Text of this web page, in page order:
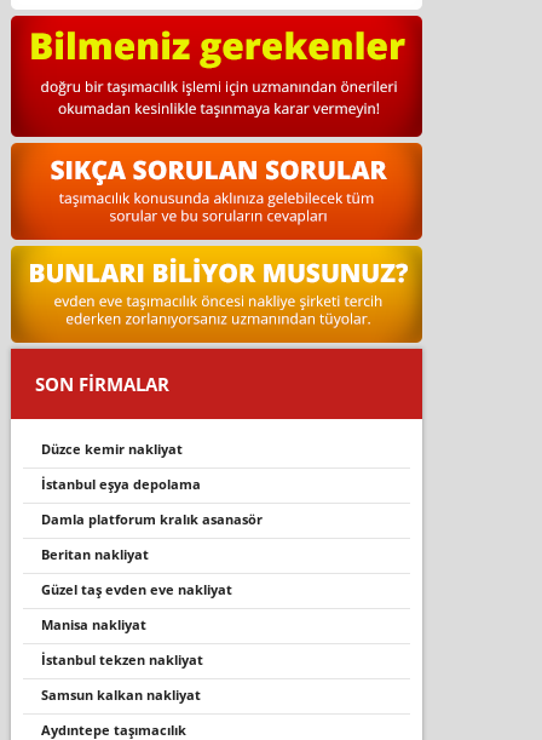
SON FİRMALAR
düzce kemir nakliyat
i̇stanbul eşya depolama
damla platforum kralık asanasör
beritan nakliyat
güzel taş evden eve nakliyat
mani̇sa nakli̇yat
i̇stanbul tekzen nakliyat
samsun kalkan nakliyat
aydintepe taşimacilik